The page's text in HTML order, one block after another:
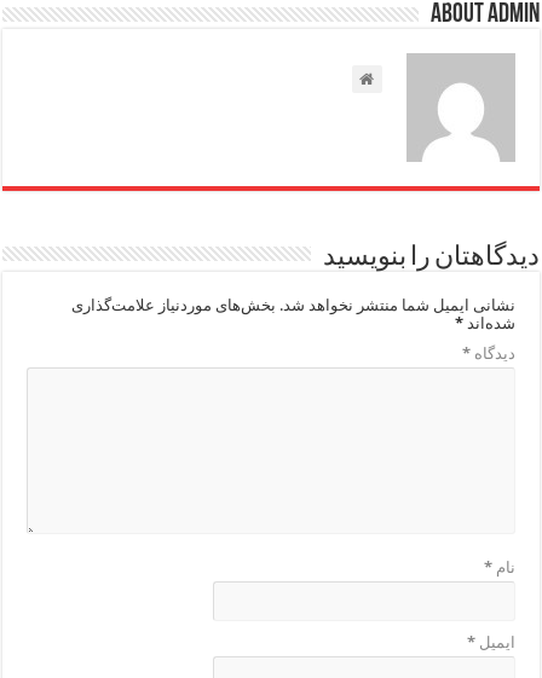
About admin
دیدگاهتان را بنویسید
نشانی ایمیل شما منتشر نخواهد شد. بخش‌های موردنیاز علامت‌گذاری
شده‌اند*
دیدگاه*
نام*
ایمیل*